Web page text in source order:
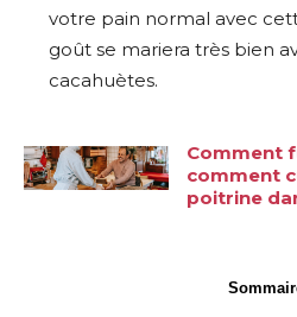
votre pain normal avec
goût se mariera très bien
cacahuètes.
Comment
comment
poitrine